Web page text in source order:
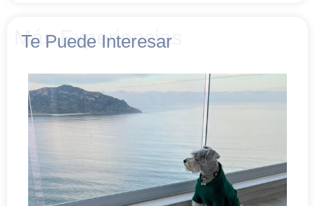
Más Experiencias
Te Puede Interesar